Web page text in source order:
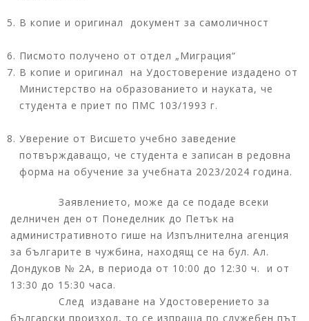
В копие и оригинал документ за самоличност
Писмото получено от отдел „Миграция“
В копие и оригинал на Удостоверение издадено от
Министерство на образованието и науката, че
студента е приет по ПМС 103/1993 г.
Уверение от Висшето учебно заведение
потвърждаващо, че студента е записан в редовна
форма на обучение за учебната 2023/2024 година.
Заявлението, може да се подаде всеки
делничен ден от Понеделник до Петък на
административното гише на Изпълнителна агенция
за българите в чужбина, находящ се на бул. Ал.
Дондуков № 2А, в периода от 10:00 до 12:30 ч. и от
13:30 до 15:30 часа.
След издаване на Удостоверението за
български произход, то се изпраща по служебен път